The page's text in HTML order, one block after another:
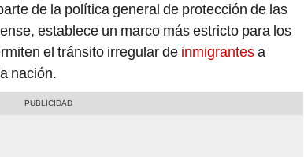
de la política general de protección de las
establece un marco más estricto para los
el tránsito irregular de inmigrantesa
nación.